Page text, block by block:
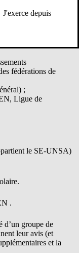
le calendrier
fédérations de
;
Ligue de
le SE-UNSA)
.
d’un groupe de
leur avis (et
et la
J'exerce depuis